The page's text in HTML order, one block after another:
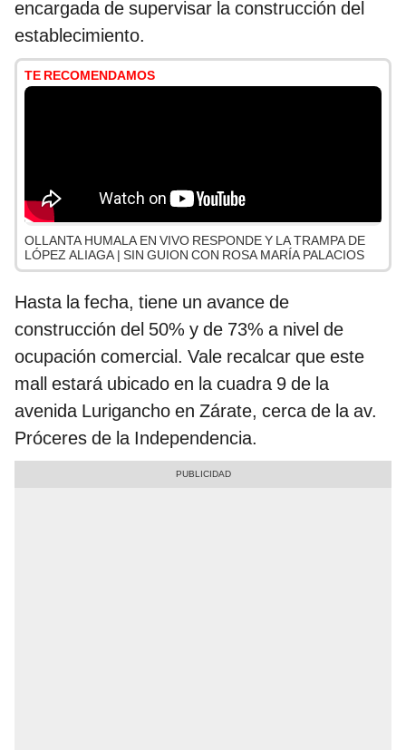
encargada de supervisar la construcción del
establecimiento.
TE RECOMENDAMOS
OLLANTA HUMALA EN VIVO RESPONDE Y LA TRAMPA DE
LÓPEZ ALIAGA | SIN GUION CON ROSA MARÍA PALACIOS
Hasta la fecha, tiene un avance de
construcción del 50% y de 73% a nivel de
ocupación comercial. Vale recalcar que este
mall estará ubicado en la cuadra 9 de la
avenida Lurigancho en Zárate, cerca de la av.
Próceres de la Independencia.